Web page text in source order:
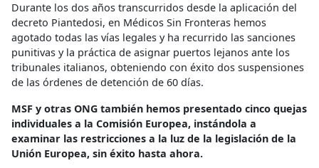
Durante los dos años transcurridos desde la aplicación del
decreto Piantedosi, en Médicos Sin Fronteras hemos
agotado todas las vías legales y ha recurrido las sanciones
punitivas y la práctica de asignar puertos lejanos ante los
tribunales italianos, obteniendo con éxito dos suspensiones
de las órdenes de detención de 60 días.
MSF y otras ONG también hemos presentado cinco quejas
individuales a la Comisión Europea, instándola a
examinar las restricciones a la luz de la legislación de la
Unión Europea, sin éxito hasta ahora.